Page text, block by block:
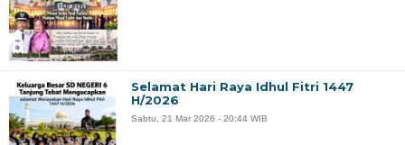
Selamat Hari Raya Idhul Fitri 1447
H/2026
Sabtu, 21 Mar 2026 - 20:44 WIB